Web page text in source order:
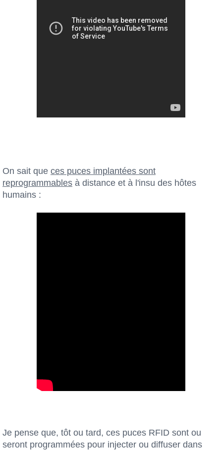
On sait que ces puces implantées sont
reprogrammables à distance et à l'insu des hôtes
humains :
Je pense que, tôt ou tard, ces puces RFID sont ou
seront programmées pour injecter ou diffuser dans